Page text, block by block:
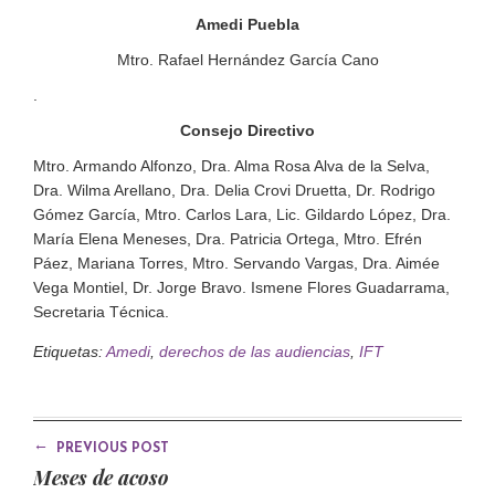
Amedi Puebla
Mtro. Rafael Hernández García Cano
.
Consejo Directivo
Mtro. Armando Alfonzo, Dra. Alma Rosa Alva de la Selva,
Dra. Wilma Arellano, Dra. Delia Crovi Druetta, Dr. Rodrigo
Gómez García, Mtro. Carlos Lara, Lic. Gildardo López, Dra.
María Elena Meneses, Dra. Patricia Ortega, Mtro. Efrén
Páez, Mariana Torres, Mtro. Servando Vargas, Dra. Aimée
Vega Montiel, Dr. Jorge Bravo. Ismene Flores Guadarrama,
Secretaria Técnica.
Etiquetas:Amedi, derechos de las audiencias, IFT
← PREVIOUS POST
Meses de acoso